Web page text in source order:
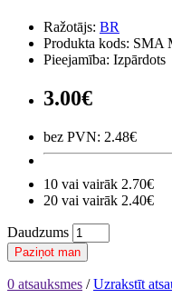
Ražotājs: BR
Produkta kods: SMA
Pieejamība: Izpārdots
3.00€
bez PVN: 2.48€
10 vai vairāk 2.70€
20 vai vairāk 2.40€
Daudzums
Paziņot man
0 atsauksmes /Uzrakstīt